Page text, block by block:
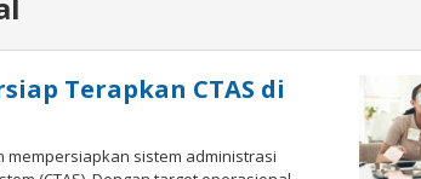
Terapkan CTAS di
mempersiapkan sistem administrasi